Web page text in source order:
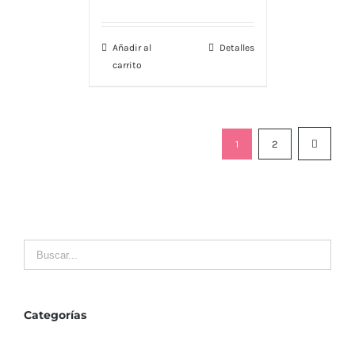
Añadir al
carrito
Detalles
1 2
Categorías
MI CUENTA
Mis Pedidos